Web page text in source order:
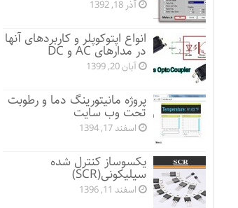
آذر 18, 1392
انواع اپتوکوپلر و کاربردهای آنها
در مدارهای AC و DC
آبان 20, 1399
پروژه مانيتورينگ دما و رطوبت
تحت وب سایت
اسفند 17, 1394
یکسوساز کنترل شده
سیلیکونی(SCR)
اسفند 11, 1396